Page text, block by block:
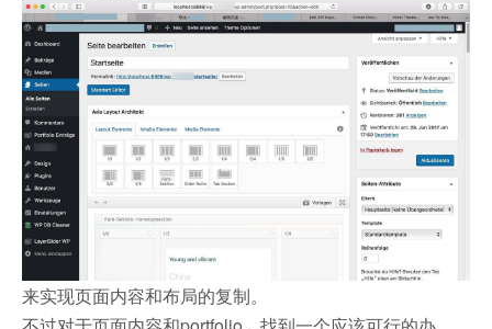
来实现页面内容和布局的复制。